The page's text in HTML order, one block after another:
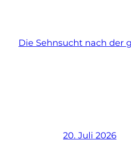
Die Sehnsucht nach der
20. Juli 2026